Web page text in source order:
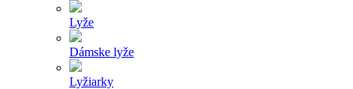
Lyže
Dámske lyže
Lyžiarky